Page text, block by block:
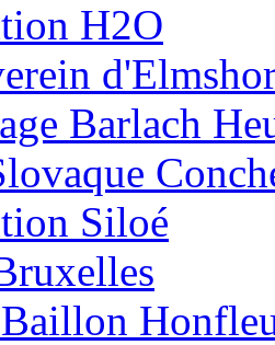
H2O
Barlach
Siloé